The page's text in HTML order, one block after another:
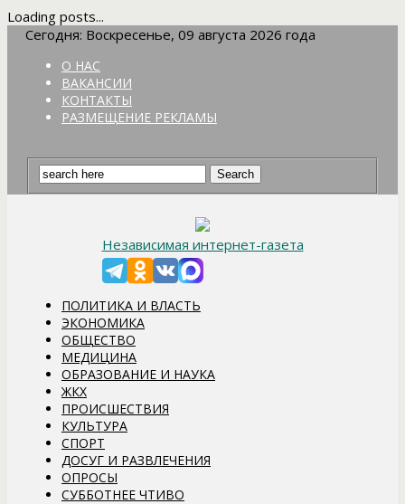
Loading posts...
Сегодня: Воскресенье, 09 августа 2026 года
О НАС
ВАКАНСИИ
КОНТАКТЫ
РАЗМЕЩЕНИЕ РЕКЛАМЫ
Независимая интернет-газета
ПОЛИТИКА И ВЛАСТЬ
ЭКОНОМИКА
ОБЩЕСТВО
МЕДИЦИНА
ОБРАЗОВАНИЕ И НАУКА
ЖКХ
ПРОИСШЕСТВИЯ
КУЛЬТУРА
СПОРТ
ДОСУГ И РАЗВЛЕЧЕНИЯ
ОПРОСЫ
СУББОТНЕЕ ЧТИВО